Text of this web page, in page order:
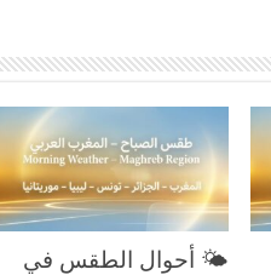
🌤️ أحوال الطقس في